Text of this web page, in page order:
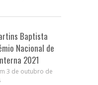
Baptista
Nacional de
2021
3 de outubro de